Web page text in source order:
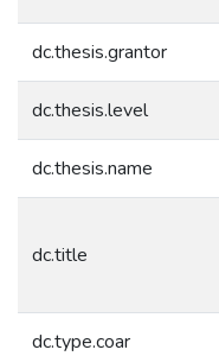
dc.thesis.grantor
dc.thesis.level
dc.thesis.name
dc.title
dc.type.coar